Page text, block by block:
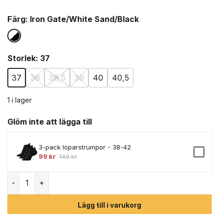
Färg: Iron Gate/White Sand/Black
Storlek: 37
37
38 38,5 39 40 40,5
1 i lager
Glöm inte att lägga till
3-pack löparstrumpor - 38-42
99 kr 149kr
Lägg till i varukorg